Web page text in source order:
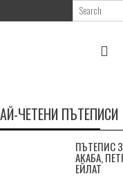
ЧЕТЕНИ ПЪТЕПИСИ
ПЪТЕПИС
АКАБА,
ЕЙЛАТ